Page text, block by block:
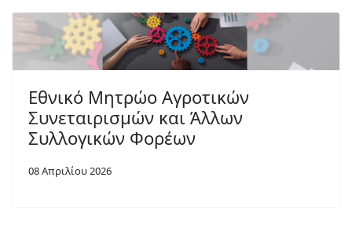
Εθνικό Μητρώο Αγροτικών
Συνεταιρισμών και Άλλων
Συλλογικών Φορέων
08 Απριλίου 2026